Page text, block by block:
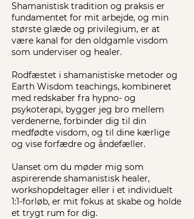
Shamanistisk tradition og praksis er
fundamentet for mit arbejde, og min
største glæde og privilegium, er at
være kanal for den oldgamle visdom
som underviser og healer.
Rodfæstet i shamanistiske metoder og
Earth Wisdom teachings, kombineret
med redskaber fra hypno- og
psykoterapi, bygger jeg bro mellem
verdenerne, forbinder dig til din
medfødte visdom, og til dine kærlige
og vise forfædre og åndefæller.
Uanset om du møder mig som
aspirerende shamanistisk healer,
workshopdeltager eller i et individuelt
1:1-forløb, er mit fokus at skabe og holde
et trygt rum for dig.